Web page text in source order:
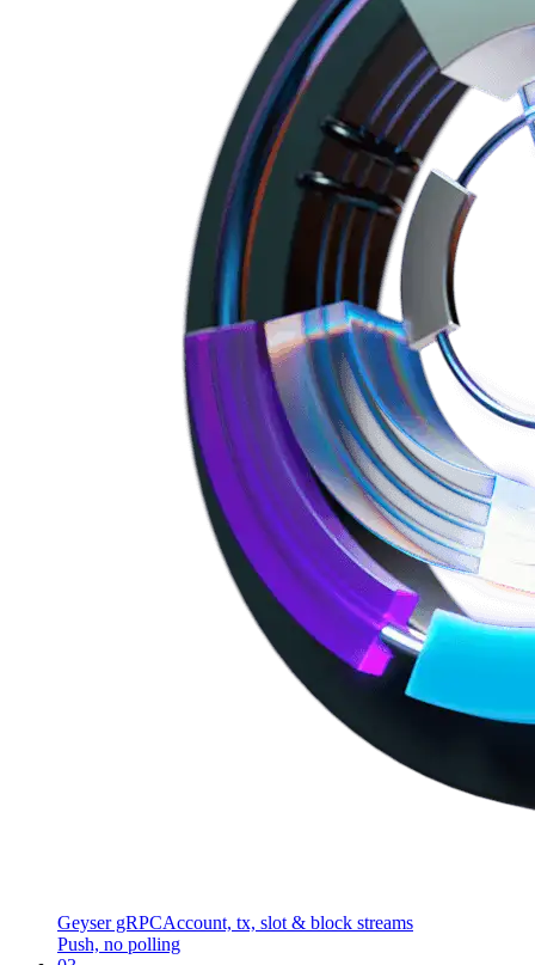
Geyser gRPCAccount, tx, slot & block streams
Push, no polling